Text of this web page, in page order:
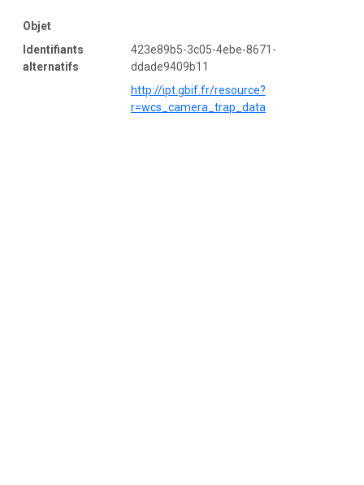
Objet
Identifiants
alternatifs
423e89b5-3c05-4ebe-8671-
ddade9409b11
http://ipt.gbif.fr/resource?
r=wcs_camera_trap_data